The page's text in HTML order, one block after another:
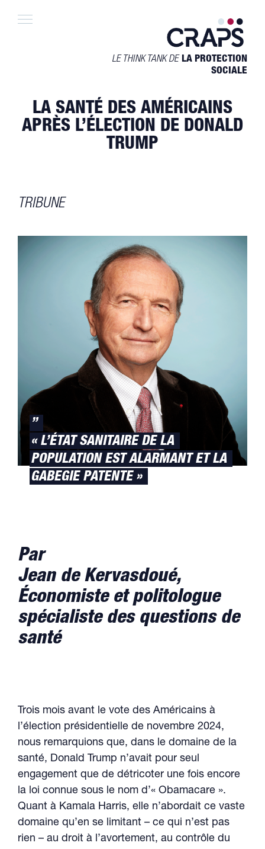
LE THINK TANK DE LA PROTECTION
SOCIALE
LA SANTÉ DES AMÉRICAINS
APRÈS L’ÉLECTION DE DONALD
TRUMP
TRIBUNE
”
« L’ÉTAT SANITAIRE DE LA
POPULATION EST ALARMANT ET LA
GABEGIE PATENTE »
Par
Jean de Kervasdoué,
Économiste et politologue
spécialiste des questions de
santé
Trois mois avant le vote des Américains à
l’élection présidentielle de novembre 2024,
nous remarquions que, dans le domaine de la
santé, Donald Trump n’avait pour seul
engagement que de détricoter une fois encore
la loi connue sous le nom d’« Obamacare ».
Quant à Kamala Harris, elle n’abordait ce vaste
domaine qu’en se limitant – ce qui n’est pas
rien – au droit à l’avortement, au contrôle du